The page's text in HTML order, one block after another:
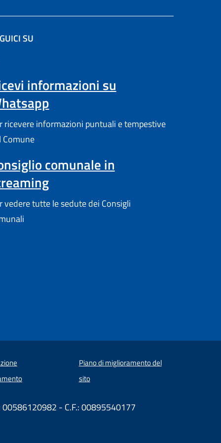
SU
informazioni su
ricevere informazioni puntuali e tempestive
Comune
comunale in
vedere tutte le sedute dei Consigli
Piano di miglioramento del
sito
00586120982 - C.F.: 00895540177